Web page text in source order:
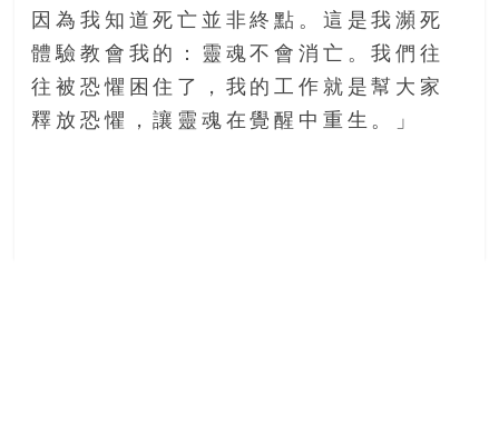
因為我知道死亡並非終點。這是我瀕死
體驗教會我的：靈魂不會消亡。我們往
往被恐懼困住了，我的工作就是幫大家
釋放恐懼，讓靈魂在覺醒中重生。」